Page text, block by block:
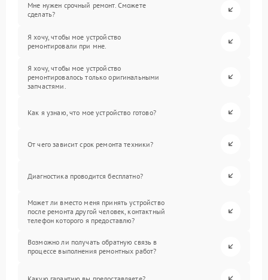
Мне нужен срочный ремонт. Сможете
сделать?
Я хочу, чтобы мое устройство
ремонтировали при мне.
Я хочу, чтобы мое устройство
ремонтировалось только оригинальными
запчастями.
Как я узнаю, что мое устройство готово?
От чего зависит срок ремонта техники?
Диагностика проводится бесплатно?
Может ли вместо меня принять устройство
после ремонта другой человек, контактный
телефон которого я предоставлю?
Возможно ли получать обратную связь в
процессе выполнения ремонтных работ?